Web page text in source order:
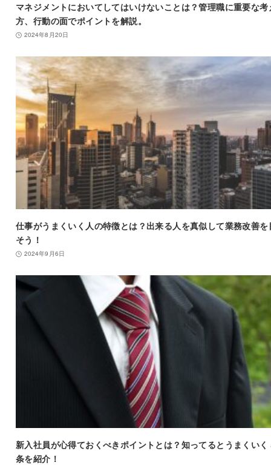
マネジメントにおいてしてはいけないことは？管理職に重要な考
方、行動の面でポイントを解説。
2024年8月20日
仕事がうまくいく人の特徴とは？出来る人を真似して業務改善を
そう！
2024年9月6日
新入社員が心得ておくべきポイントとは？知ってるとうまくいく
条を紹介！